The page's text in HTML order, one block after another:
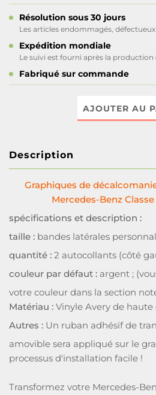
Résolution sous 30 jours
Les articles endommagés,
Expédition mondiale
Le suivi est fourni après la production
Fabriqué sur commande
AJOUTER AU
Description
Graphiques de
Mercedes-Benz
spécifications et description :
taille : bandes latérales
quantité : 2 autocollants (côté
couleur par défaut : argent ;
votre couleur dans la section
Matériau : Vinyle Avery de haute
Autres : Un ruban adhésif de
amovible sera appliqué sur le
processus d'installation facile !
Transformez votre Mercedes-